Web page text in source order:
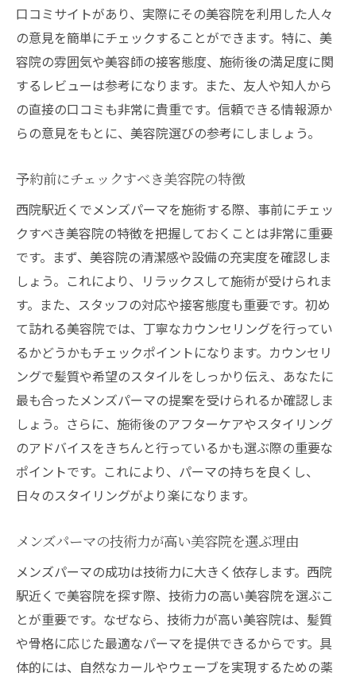
口コミサイトがあり、実際にその美容院を利用した人々
の意見を簡単にチェックすることができます。特に、美
容院の雰囲気や美容師の接客態度、施術後の満足度に関
するレビューは参考になります。また、友人や知人から
の直接の口コミも非常に貴重です。信頼できる情報源か
らの意見をもとに、美容院選びの参考にしましょう。
予約前にチェックすべき美容院の特徴
西院駅近くでメンズパーマを施術する際、事前にチェッ
クすべき美容院の特徴を把握しておくことは非常に重要
です。まず、美容院の清潔感や設備の充実度を確認しま
しょう。これにより、リラックスして施術が受けられま
す。また、スタッフの対応や接客態度も重要です。初め
て訪れる美容院では、丁寧なカウンセリングを行ってい
るかどうかもチェックポイントになります。カウンセリ
ングで髪質や希望のスタイルをしっかり伝え、あなたに
最も合ったメンズパーマの提案を受けられるか確認しま
しょう。さらに、施術後のアフターケアやスタイリング
のアドバイスをきちんと行っているかも選ぶ際の重要な
ポイントです。これにより、パーマの持ちを良くし、
日々のスタイリングがより楽になります。
メンズパーマの技術力が高い美容院を選ぶ理由
メンズパーマの成功は技術力に大きく依存します。西院
駅近くで美容院を探す際、技術力の高い美容院を選ぶこ
とが重要です。なぜなら、技術力が高い美容院は、髪質
や骨格に応じた最適なパーマを提供できるからです。具
体的には、自然なカールやウェーブを実現するための薬